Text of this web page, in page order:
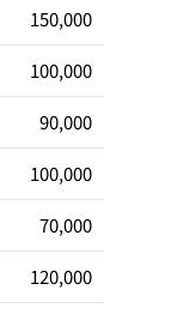
150,000
100,000
90,000
100,000
70,000
120,000